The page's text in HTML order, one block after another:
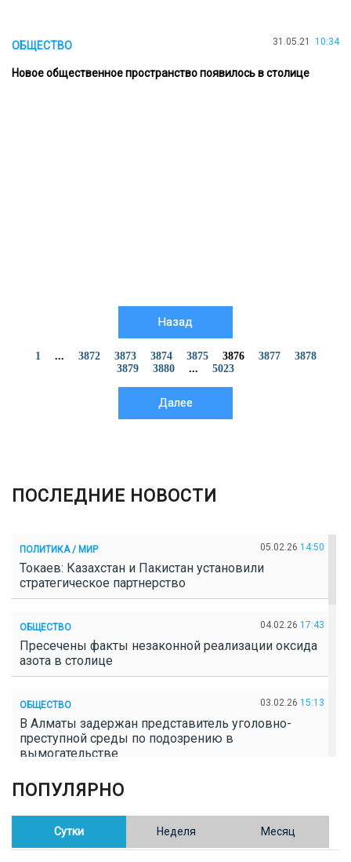
ОБЩЕСТВО 31.05.21 10:34
Новое общественное пространство появилось в столице
Назад
1 ... 3872 3873 3874 3875 3876 3877
3878
3879
3880 ... 5023
Далее
ПОСЛЕДНИЕ НОВОСТИ
ПОЛИТИКА / МИР 05.02.26 14:50
Токаев: Казахстан и Пакистан установили
стратегическое партнерство
ОБЩЕСТВО 04.02.26 17:43
Пресечены факты незаконной реализации оксида
азота в столице
ОБЩЕСТВО 03.02.26 15:13
В Алматы задержан представитель уголовно-
преступной среды по подозрению в
вымогательстве
ОБЩЕСТВО
Полицейские пресекли незаконное выращивание
конопли в Таразе
ПОПУЛЯРНО
Сутки Неделя Месяц